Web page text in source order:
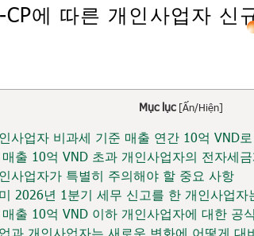
에 따른 개인사업자
Mục lục [Ẩn/Hiện]
사업자 비과세 기준 매출 연간 10억 VND
출 10억 VND 초과 개인사업자의 전자세
사업자가 특별히 주의해야 할 중요 사항
2026년 1분기 세무 신고를 한 개인사업자
출 10억 VND 이하 개인사업자에 대한 공
과 개인사업자는 새로운 변화에 어떻게 대